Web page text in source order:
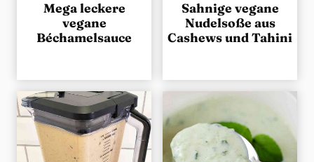
Mega leckere
vegane
Béchamelsauce
Sahnige vegane
Nudelsoße aus
Cashews und Tahini